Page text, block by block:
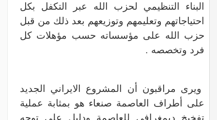
البناء التنظيمي لحزب الله عبر التكفل بكل
احتياجاتهم وتعليمهم وتوزيعهم بعد ذلك من قبل
حزب الله على مؤسساته حسب مؤهلات كل
فرد وتخصصه .
ويرى مراقبون أن المشروع الايراني الجديد
على أطراف العاصمة صنعاء هو بمثابة عملية
تفخيخ ديمغرافي للعاصمة ودليل على توجه